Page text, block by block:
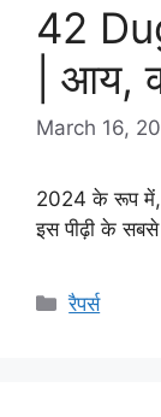
42
| आय,
March 16,
2024 के रूप में,
इस पीढ़ी के
Categories
रैपर्स